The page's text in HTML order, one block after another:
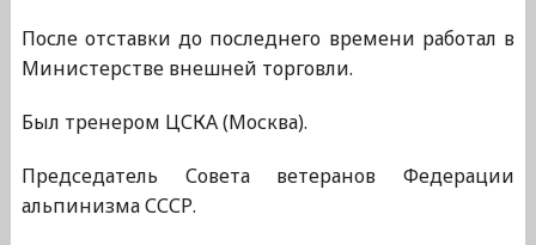
После отставки до последнего времени работал в
Министерстве внешней торговли.
Был тренером ЦСКА (Москва).
Председатель Совета ветеранов Федерации
альпинизма СССР.